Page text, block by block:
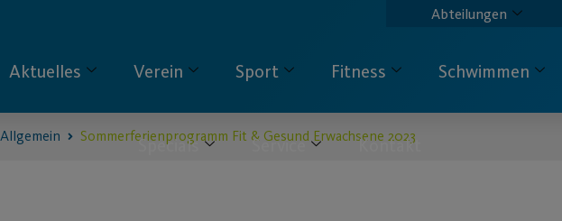
Abteilungen
Aktuelles Verein Sport Fitness Schwimmen
Specials Service Kontakt
Allgemein Sommerferienprogramm Fit & Gesund Erwachsene 2023